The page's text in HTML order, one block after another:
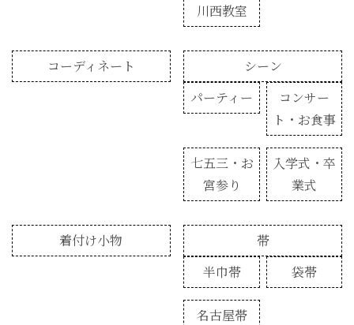
川西教室
コーディネート
シーン
パーティー
コンサー
ト・お食事
七五三・お
宮参り
入学式・卒
業式
着付け小物
帯
半巾帯
袋帯
名古屋帯